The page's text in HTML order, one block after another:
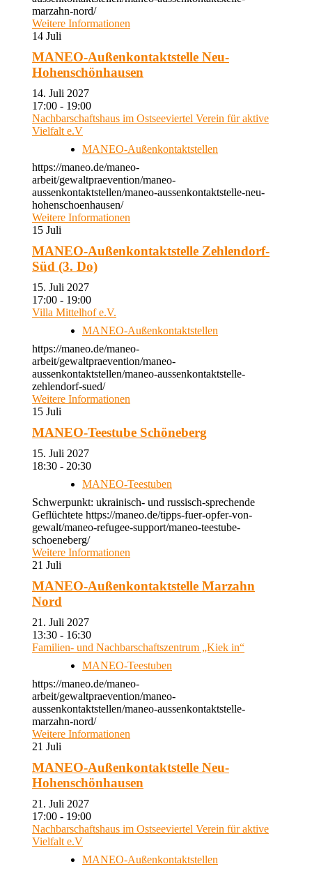
marzahn-nord/
Weitere Informationen
14 Juli
MANEO-Außenkontaktstelle Neu-
Hohenschönhausen
14. Juli 2027
17:00 - 19:00
Nachbarschaftshaus im Ostseeviertel Verein für aktive
Vielfalt e.V
MANEO-Außenkontaktstellen
https://maneo.de/maneo-
arbeit/gewaltpraevention/maneo-
aussenkontaktstellen/maneo-aussenkontaktstelle-neu-
hohenschoenhausen/
Weitere Informationen
15 Juli
MANEO-Außenkontaktstelle Zehlendorf-
Süd (3. Do)
15. Juli 2027
17:00 - 19:00
Villa Mittelhof e.V.
MANEO-Außenkontaktstellen
https://maneo.de/maneo-
arbeit/gewaltpraevention/maneo-
aussenkontaktstellen/maneo-aussenkontaktstelle-
zehlendorf-sued/
Weitere Informationen
15 Juli
MANEO-Teestube Schöneberg
15. Juli 2027
18:30 - 20:30
MANEO-Teestuben
Schwerpunkt: ukrainisch- und russisch-sprechende
Geflüchtete https://maneo.de/tipps-fuer-opfer-von-
gewalt/maneo-refugee-support/maneo-teestube-
schoeneberg/
Weitere Informationen
21 Juli
MANEO-Außenkontaktstelle Marzahn
Nord
21. Juli 2027
13:30 - 16:30
Familien- und Nachbarschaftszentrum „Kiek in“
MANEO-Teestuben
https://maneo.de/maneo-
arbeit/gewaltpraevention/maneo-
aussenkontaktstellen/maneo-aussenkontaktstelle-
marzahn-nord/
Weitere Informationen
21 Juli
MANEO-Außenkontaktstelle Neu-
Hohenschönhausen
21. Juli 2027
17:00 - 19:00
Nachbarschaftshaus im Ostseeviertel Verein für aktive
Vielfalt e.V
MANEO-Außenkontaktstellen